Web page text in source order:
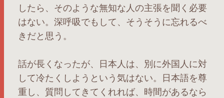
したら、そのような無知な人の主張を聞く必要
はない。深呼吸でもして、そうそうに忘れるべ
きだと思う。
話が長くなったが、日本人は、別に外国人に対
して冷たくしようという気はない。日本語を尊
重し、質問してきてくれれば、時間があるなら